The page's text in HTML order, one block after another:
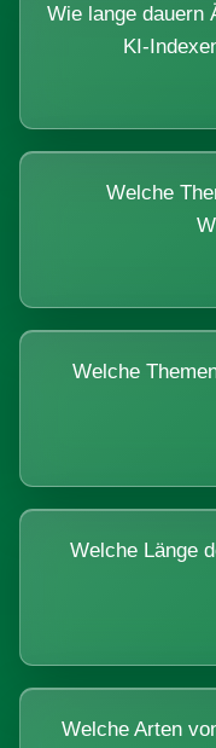
Wie lange dauern
KI-
Welche
Welche
Welche Länge
Welche Arten